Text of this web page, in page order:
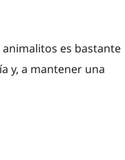
es bastante
y, a mantener una